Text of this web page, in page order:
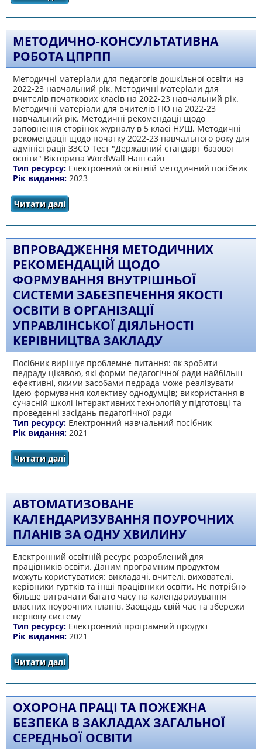
Смілянської загальноосвітньої школи І-ІІІ
МЕТОДИЧНО-КОНСУЛЬТАТИВНА
РОБОТА ЦПРПП
Методичні матеріали для педагогів дошкільної освіти на
2022-23 навчальний рік. Методичні матеріали для
вчителів початкових класів на 2022-23 навчальний рік.
Методичні матеріали для вчителів ГІО на 2022-23
навчальний рік. Методичні рекомендації щодо
заповнення сторінок журналу в 5 класі НУШ. Методичні
рекомендації щодо початку 2022-23 навчального року для
адміністрації ЗЗСО Тест "Державний стандарт базової
освіти" Вікторина WordWall Наш сайт
Тип ресурсу: Електронний освітній методичний посібник
Рік видання: 2023
Читати далі
ВПРОВАДЖЕННЯ МЕТОДИЧНИХ
РЕКОМЕНДАЦІЙ ЩОДО
ФОРМУВАННЯ ВНУТРІШНЬОЇ
СИСТЕМИ ЗАБЕЗПЕЧЕННЯ ЯКОСТІ
ОСВІТИ В ОРГАНІЗАЦІЇ
УПРАВЛІНСЬКОЇ ДІЯЛЬНОСТІ
КЕРІВНИЦТВА ЗАКЛАДУ
Посібник вирішує проблемне питання: як зробити
педраду цікавою, які форми педагогічної ради найбільш
ефективні, якими засобами педрада може реалізувати
ідею формування колективу однодумців; використання в
сучасній школі інтерактивних технологій у підготовці та
проведенні засідань педагогічної ради
Тип ресурсу: Електронний навчальний посібник
Рік видання: 2021
Читати далі
внутрішньої системи забезпечення якості
керівництва закладу
АВТОМАТИЗОВАНЕ
КАЛЕНДАРИЗУВАННЯ ПОУРОЧНИХ
ПЛАНІВ ЗА ОДНУ ХВИЛИНУ
Електронний освітній ресурс розроблений для
працівників освіти. Даним програмним продуктом
можуть користуватися: викладачі, вчителі, вихователі,
керівники гуртків та інші працівники освіти. Не потрібно
більше витрачати багато часу на календаризування
власних поурочних планів. Заощадь свій час та збережи
нервову систему
Тип ресурсу: Електронний програмний продукт
Рік видання: 2021
Читати далі
ОХОРОНА ПРАЦІ ТА ПОЖЕЖНА
БЕЗПЕКА В ЗАКЛАДАХ ЗАГАЛЬНОЇ
СЕРЕДНЬОЇ ОСВІТИ